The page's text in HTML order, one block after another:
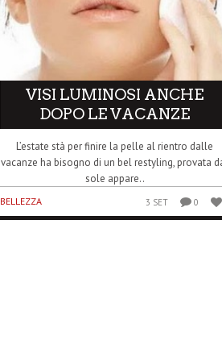
VISI LUMINOSI ANCHE
DOPO LE VACANZE
L’estate stà per finire la pelle al rientro dalle
vacanze ha bisogno di un bel restyling, provata
sole appare..
BELLEZZA 3 SET 0